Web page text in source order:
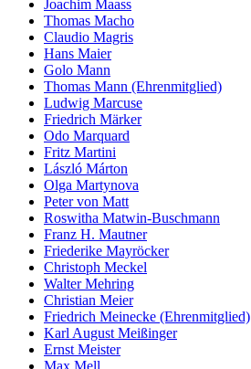
Joachim Maass
Thomas Macho
Claudio Magris
Hans Maier
Golo Mann
Thomas Mann (Ehrenmitglied)
Ludwig Marcuse
Friedrich Märker
Odo Marquard
Fritz Martini
László Márton
Olga Martynova
Peter von Matt
Roswitha Matwin-Buschmann
Franz H. Mautner
Friederike Mayröcker
Christoph Meckel
Walter Mehring
Christian Meier
Friedrich Meinecke (Ehrenmitglied)
Karl August Meißinger
Ernst Meister
Max Mell